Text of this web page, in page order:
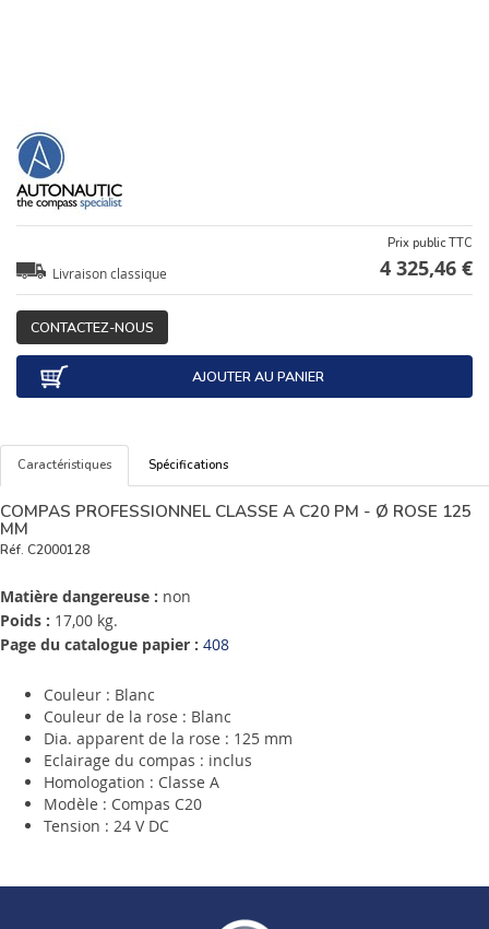
Livraison classique
Prix public TTC
4 325,46 €
CONTACTEZ-NOUS
AJOUTER AU PANIER
Caractéristiques Spécifications
COMPAS PROFESSIONNEL CLASSE A C20 PM - Ø ROSE 125
MM
Réf. C2000128
Matière dangereuse : non
Poids : 17,00 kg.
Page du catalogue papier : 408
Couleur : Blanc
Couleur de la rose : Blanc
Dia. apparent de la rose : 125 mm
Eclairage du compas : inclus
Homologation : Classe A
Modèle : Compas C20
Tension : 24 V DC